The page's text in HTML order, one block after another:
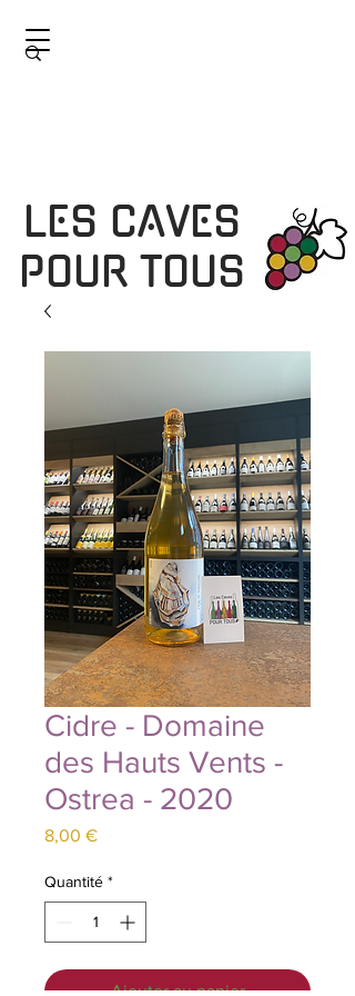
LES CAVES
POUR TOUS
Cidre - Domaine
des Hauts Vents -
Ostrea - 2020
8,00 €Prix
Quantité *
Ajouter au panier